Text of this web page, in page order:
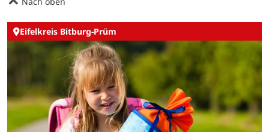
Eifelkreis Bitburg-Prüm